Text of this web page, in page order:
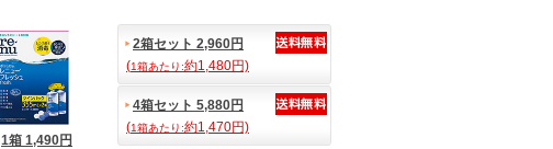
1箱 1,490円
2箱セット 2,960円
(1箱あたり:約1,480円)
4箱セット 5,880円
(1箱あたり:約1,470円)